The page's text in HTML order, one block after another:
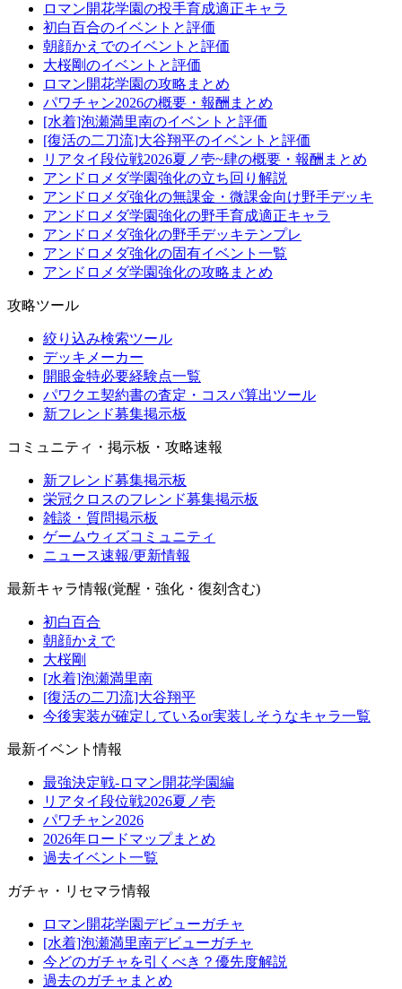
ロマン開花学園の投手育成適正キャラ
初白百合のイベントと評価
朝顔かえでのイベントと評価
大桜剛のイベントと評価
ロマン開花学園の攻略まとめ
パワチャン2026の概要・報酬まとめ
[水着]泡瀬満里南のイベントと評価
[復活の二刀流]大谷翔平のイベントと評価
リアタイ段位戦2026夏ノ壱~肆の概要・報酬まとめ
アンドロメダ学園強化の立ち回り解説
アンドロメダ強化の無課金・微課金向け野手デッキ
アンドロメダ学園強化の野手育成適正キャラ
アンドロメダ強化の野手デッキテンプレ
アンドロメダ強化の固有イベント一覧
アンドロメダ学園強化の攻略まとめ
攻略ツール
絞り込み検索ツール
デッキメーカー
開眼金特必要経験点一覧
パワクエ契約書の査定・コスパ算出ツール
新フレンド募集掲示板
コミュニティ・掲示板・攻略速報
新フレンド募集掲示板
栄冠クロスのフレンド募集掲示板
雑談・質問掲示板
ゲームウィズコミュニティ
ニュース速報/更新情報
最新キャラ情報(覚醒・強化・復刻含む)
初白百合
朝顔かえで
大桜剛
[水着]泡瀬満里南
[復活の二刀流]大谷翔平
今後実装が確定しているor実装しそうなキャラ一覧
最新イベント情報
最強決定戦-ロマン開花学園編
リアタイ段位戦2026夏ノ壱
パワチャン2026
2026年ロードマップまとめ
過去イベント一覧
ガチャ・リセマラ情報
ロマン開花学園デビューガチャ
[水着]泡瀬満里南デビューガチャ
今どのガチャを引くべき？優先度解説
過去のガチャまとめ